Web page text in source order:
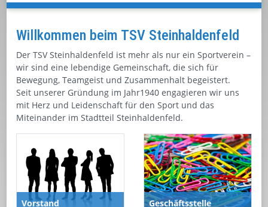
Willkommen beim TSV Steinhaldenfeld
Der TSV Steinhaldenfeld ist mehr als nur ein Sportverein –
wir sind eine lebendige Gemeinschaft, die sich für
Bewegung, Teamgeist und Zusammenhalt begeistert.
Seit unserer Gründung im Jahr1940 engagieren wir uns
mit Herz und Leidenschaft für den Sport und das
Miteinander im Stadtteil Steinhaldenfeld.
Vorstand Geschäftsstelle